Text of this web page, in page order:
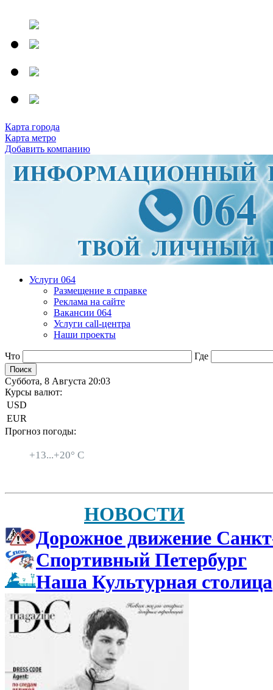
Карта города
Карта метро
Добавить компанию
Услуги 064
Размещение в справке
Реклама на сайте
Вакансии 064
Услуги call-центра
Наши проекты
Что Где
Суббота, 8 Августа 20:03
Курсы валют:
USD
EUR
Прогноз погоды:
+13...+20° C
НОВОСТИ
Дорожное движение
Спортивный Петербург
Наша Культурная столица